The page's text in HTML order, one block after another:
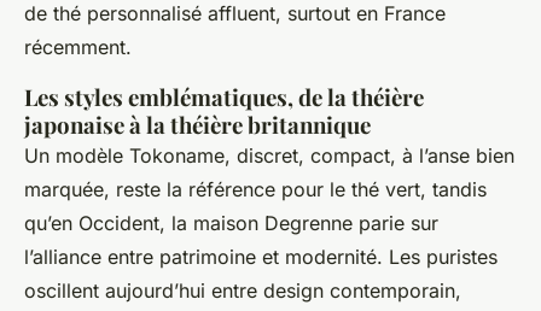
de thé personnalisé affluent, surtout en France
récemment.
Les styles emblématiques, de la théière
japonaise à la théière britannique
Un modèle Tokoname, discret, compact, à l’anse bien
marquée, reste la référence pour le thé vert, tandis
qu’en Occident, la maison Degrenne parie sur
l’alliance entre patrimoine et modernité. Les puristes
oscillent aujourd’hui entre design contemporain,